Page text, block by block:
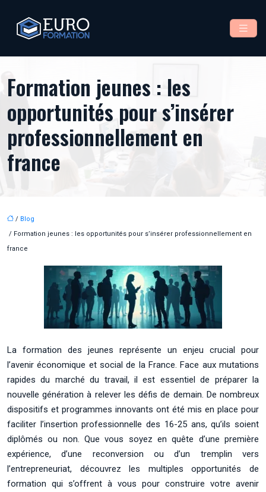
Formation jeunes : les
opportunités pour s’insérer
professionnellement en
france
/ Blog
/ Formation jeunes : les opportunités pour s’insérer professionnellement en
france
La formation des jeunes représente un enjeu crucial pour
l’avenir économique et social de la France. Face aux mutations
rapides du marché du travail, il est essentiel de préparer la
nouvelle génération à relever les défis de demain. De nombreux
dispositifs et programmes innovants ont été mis en place pour
faciliter l’insertion professionnelle des 16-25 ans, qu’ils soient
diplômés ou non. Que vous soyez en quête d’une première
expérience, d’une reconversion ou d’un tremplin vers
l’entrepreneuriat, découvrez les multiples opportunités de
formation qui s’offrent à vous pour construire votre avenir